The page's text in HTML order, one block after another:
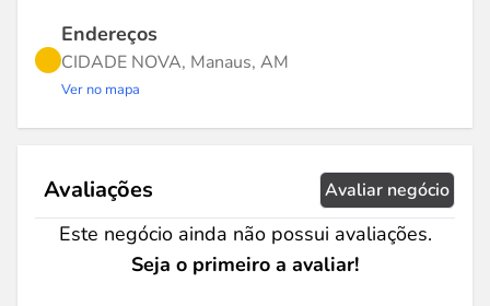
Endereços
CIDADE NOVA, Manaus, AM
Ver no mapa
Avaliações Avaliar negócio
Este negócio ainda não possui avaliações.
Seja o primeiro a avaliar!